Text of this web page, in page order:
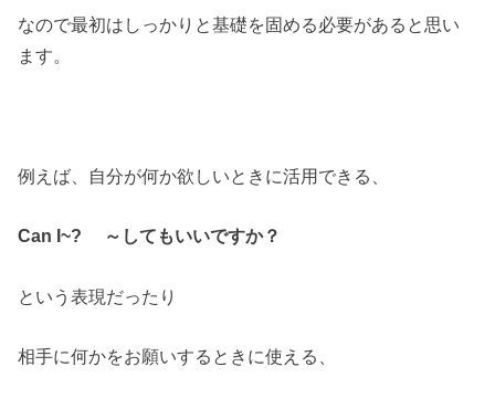
なので最初はしっかりと基礎を固める必要があると思い
ます。
例えば、自分が何か欲しいときに活用できる、
Can I~? ～してもいいですか？
という表現だったり
相手に何かをお願いするときに使える、